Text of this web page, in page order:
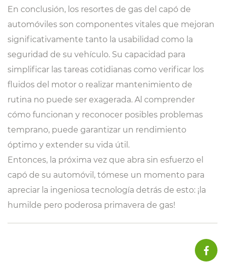
En conclusión, los resortes de gas del capó de
automóviles son componentes vitales que mejoran
significativamente tanto la usabilidad como la
seguridad de su vehículo. Su capacidad para
simplificar las tareas cotidianas como verificar los
fluidos del motor o realizar mantenimiento de
rutina no puede ser exagerada. Al comprender
cómo funcionan y reconocer posibles problemas
temprano, puede garantizar un rendimiento
óptimo y extender su vida útil.
Entonces, la próxima vez que abra sin esfuerzo el
capó de su automóvil, tómese un momento para
apreciar la ingeniosa tecnología detrás de esto: ¡la
humilde pero poderosa primavera de gas!